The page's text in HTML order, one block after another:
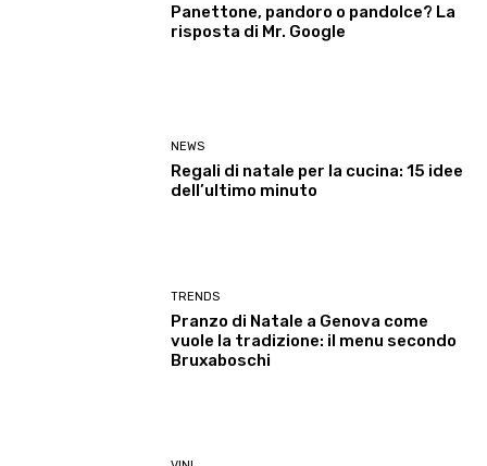
Panettone, pandoro o pandolce? La
risposta di Mr. Google
NEWS
Regali di natale per la cucina: 15 idee
dell’ultimo minuto
TRENDS
Pranzo di Natale a Genova come
vuole la tradizione: il menu secondo
Bruxaboschi